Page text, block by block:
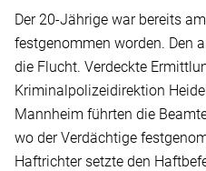
Der 20-Jährige war bereits
festgenommen worden. Den
die Flucht. Verdeckte
Kriminalpolizeidirektion
Mannheim führten die
wo der Verdächtige
Haftrichter setzte den